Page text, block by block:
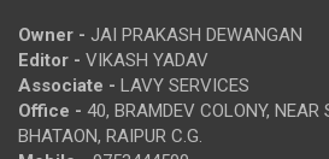
Owner - JAI PRAKASH DEWANGAN
Editor - VIKASH YADAV
Associate - LAVY SERVICES
Office - 40, BRAMDEV COLONY, NEAR
BHATAON, RAIPUR C.G.